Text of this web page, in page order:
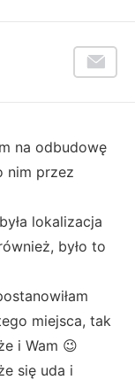
na odbudowę
nim przez
lokalizacja
było to
miejsca, tak
i Wam 😉
się uda i